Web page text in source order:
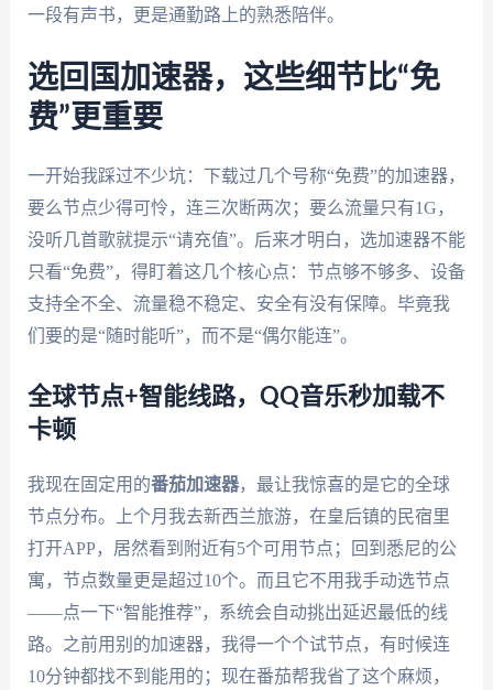
一段有声书，更是通勤路上的熟悉陪伴。
选回国加速器，这些细节比“免
费”更重要
一开始我踩过不少坑：下载过几个号称“免费”的加速器，
要么节点少得可怜，连三次断两次；要么流量只有1G，
没听几首歌就提示“请充值”。后来才明白，选加速器不能
只看“免费”，得盯着这几个核心点：节点够不够多、设备
支持全不全、流量稳不稳定、安全有没有保障。毕竟我
们要的是“随时能听”，而不是“偶尔能连”。
全球节点+智能线路，QQ音乐秒加载不
卡顿
我现在固定用的番茄加速器，最让我惊喜的是它的全球
节点分布。上个月我去新西兰旅游，在皇后镇的民宿里
打开APP，居然看到附近有5个可用节点；回到悉尼的公
寓，节点数量更是超过10个。而且它不用我手动选节点
——点一下“智能推荐”，系统会自动挑出延迟最低的线
路。之前用别的加速器，我得一个个试节点，有时候连
10分钟都找不到能用的；现在番茄帮我省了这个麻烦，